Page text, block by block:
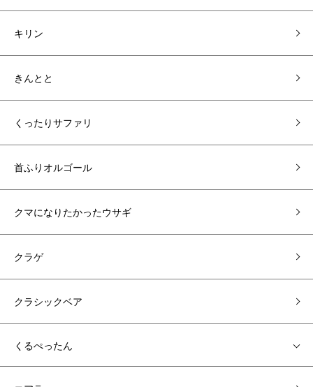
キリン
きんとと
くったりサファリ
首ふりオルゴール
クマになりたかったウサギ
クラゲ
クラシックベア
くるぺったん